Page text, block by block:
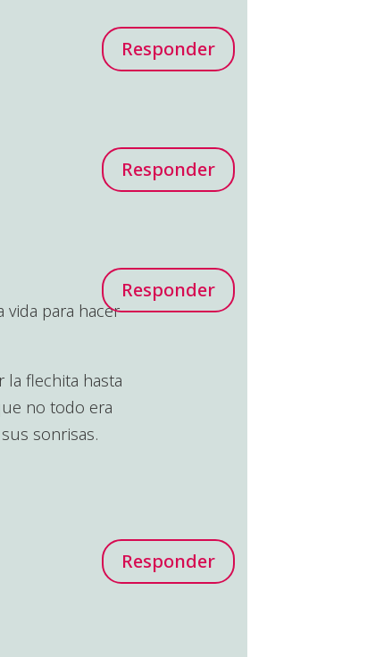
Responder
Responder
para hacer
flechita hasta
no todo era
sonrisas.
Responder
Responder